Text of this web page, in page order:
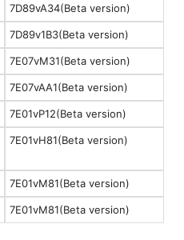
7D89vA34(Beta version)
7D89v1B3(Beta version)
7E07vM31(Beta version)
7E07vAA1(Beta version)
7E01vP12(Beta version)
7E01vH81(Beta version)
7E01vM81(Beta version)
7E01vM81(Beta version)